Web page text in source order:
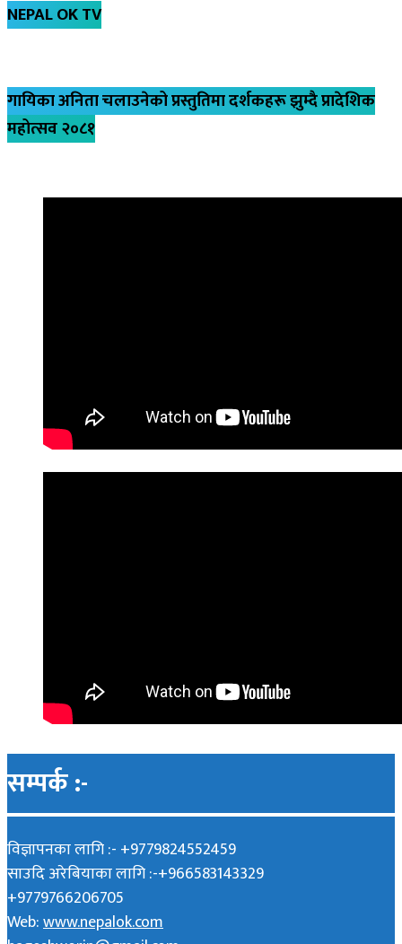
NEPAL OK TV
गायिका अनिता चलाउनेको प्रस्तुतिमा दर्शकहरू झुम्दै प्रादेशिक
महोत्सव २०८१
सम्पर्क :-
विज्ञापनका लागि :- +9779824552459
साउदि अरेबियाका लागि :-+966583143329
+9779766206705
Web:www.nepalok.com